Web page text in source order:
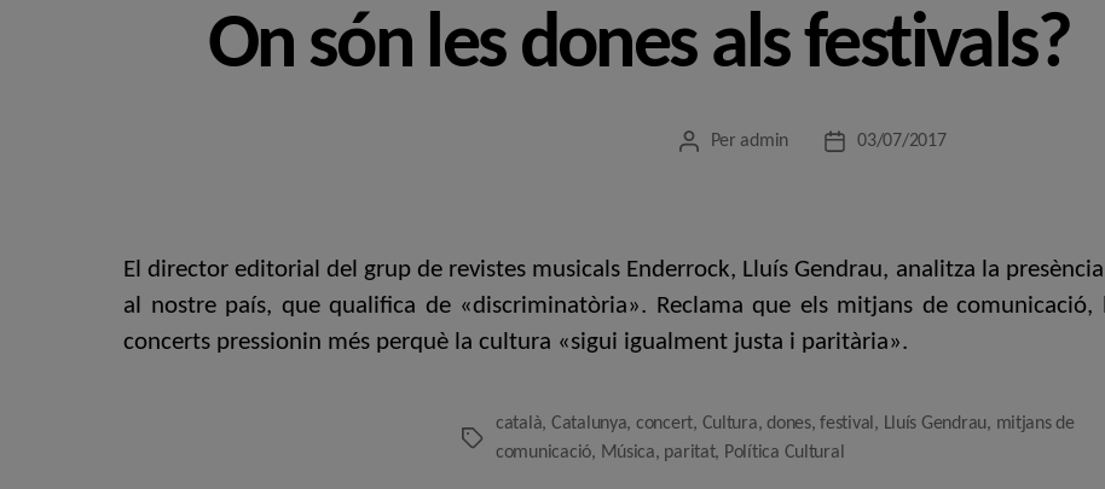
On són les dones als festivals?
Autor
Per admin
Data03/07/2017
El director editorial del grup de revistes musicals Enderrock, Lluís Gendrau, analitza la
al nostre país, que qualifica de «discriminatòria». Reclama que els mitjans de
concerts pressionin més perquè la cultura «sigui igualment justa i paritària».
Etiquetes
català, Catalunya, concert, Cultura,dones,festival, Lluís Gendrau, mitjans de
comunicació, Música, paritat, Política Cultural